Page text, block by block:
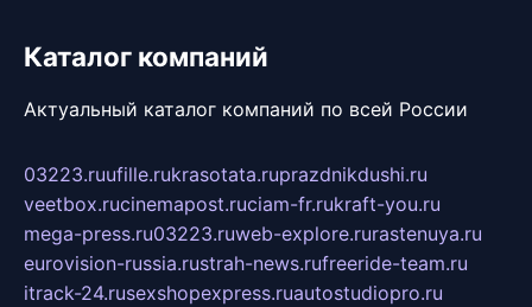
Каталог компаний
Актуальный каталог компаний по всей России
03223.ruufille.rukrasotata.ruprazdnikdushi.ru
veetbox.rucinemapost.ruciam-fr.rukraft-you.ru
mega-press.ru03223.ruweb-explore.rurastenuya.ru
eurovision-russia.rustrah-news.rufreeride-team.ru
itrack-24.rusexshopexpress.ruautostudiopro.ru